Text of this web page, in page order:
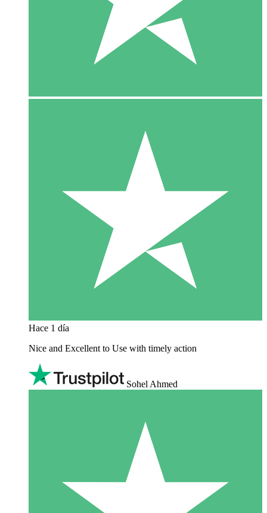
Hace 1 día
Nice and Excellent to Use with timely action
Sohel Ahmed